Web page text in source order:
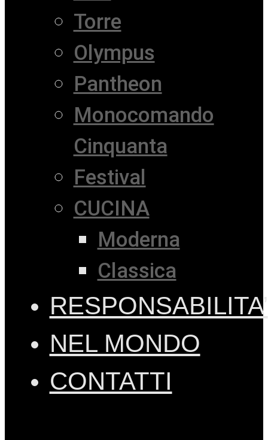
Torre
Olympus
Pantheon
Monocomando
Cinquanta
Festival
CUCINA
Moderna
Classica
RESPONSABILITA’
NEL MONDO
CONTATTI